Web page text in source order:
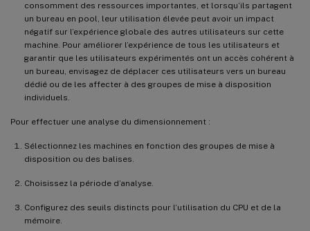
consomment des ressources importantes, et lorsqu’ils partagent
un bureau en pool, leur utilisation élevée peut avoir un impact
négatif sur l’expérience globale des autres utilisateurs sur cette
machine. Pour améliorer l’expérience de tous les utilisateurs et
garantir que les utilisateurs expérimentés ont un accès cohérent à
un bureau, envisagez de déplacer ces utilisateurs vers un bureau
dédié ou de les affecter à des groupes de mise à disposition
individuels.
Pour effectuer une analyse du dimensionnement :
Sélectionnez les machines en fonction des groupes de mise à
disposition ou des balises.
Choisissez la période d’analyse.
Configurez des seuils distincts pour l’utilisation du CPU et de la
mémoire.